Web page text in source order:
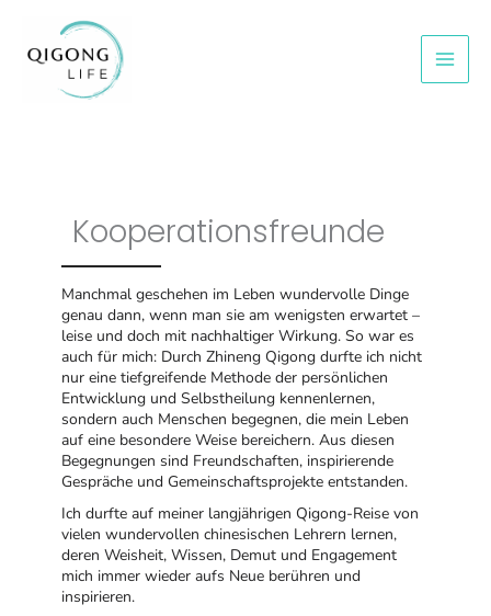
springen
Kooperationsfreunde
Manchmal geschehen im Leben wundervolle Dinge
genau dann, wenn man sie am wenigsten erwartet –
leise und doch mit nachhaltiger Wirkung. So war es
auch für mich: Durch Zhineng Qigong durfte ich nicht
nur eine tiefgreifende Methode der persönlichen
Entwicklung und Selbstheilung kennenlernen,
sondern auch Menschen begegnen, die mein Leben
auf eine besondere Weise bereichern. Aus diesen
Begegnungen sind Freundschaften, inspirierende
Gespräche und Gemeinschaftsprojekte entstanden.
Ich durfte auf meiner langjährigen Qigong-Reise von
vielen wundervollen chinesischen Lehrern lernen,
deren Weisheit, Wissen, Demut und Engagement
mich immer wieder aufs Neue berühren und
inspirieren.